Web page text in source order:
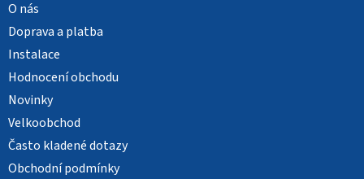
O nás
Doprava a platba
Instalace
Hodnocení obchodu
Novinky
Velkoobchod
Často kladené dotazy
Obchodní podmínky